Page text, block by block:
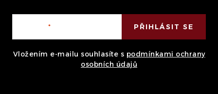
Vložením e-mailu souhlasíte s podmínkami ochrany
osobních údajů
PŘIHLÁSIT SE